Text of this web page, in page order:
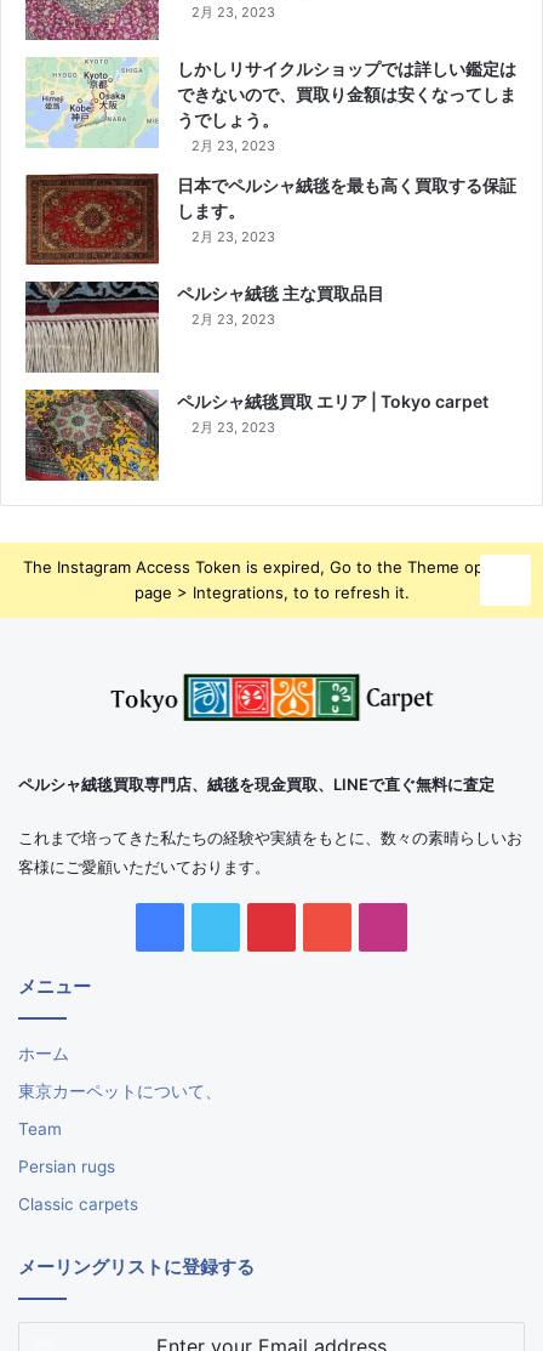
2月 23, 2023
しかしリサイクルショップでは詳しい鑑定は
できないので、買取り金額は安くなってしま
うでしょう。
2月 23, 2023
日本でペルシャ絨毯を最も高く買取する保証
します。
2月 23, 2023
ペルシャ絨毯 主な買取品目
2月 23, 2023
ペルシャ絨毯買取 エリア | Tokyo carpet
2月 23, 2023
The Instagram Access Token is expired, Go to the Theme options
page > Integrations, to to refresh it.
ペルシャ絨毯買取専門店、絨毯を現金買取、LINEで直ぐ無料に査定
これまで培ってきた私たちの経験や実績をもとに、数々の素晴らしいお
客様にご愛顧いただいております。
メニュー
ホーム
東京カーペットについて、
Team
Persian rugs
Classic carpets
メーリングリストに登録する